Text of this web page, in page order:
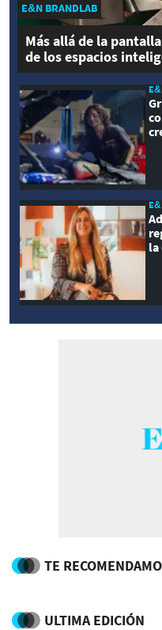
E&N BRANDLAB
Más allá de la
de los espacios
la
TE
ULTIMA EDICIÓN